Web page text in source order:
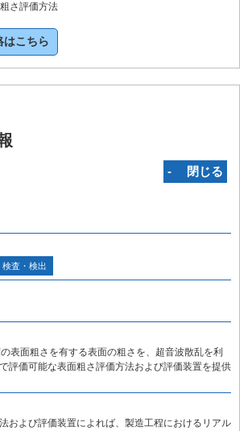
さ評価方法
はこちら
‐ 閉じる
検査・検出
表面粗さを有する表面の粗さを、超音波散乱を利
評価可能な表面粗さ評価方法および評価装置を提供
および評価装置によれば、製造工程におけるリアル